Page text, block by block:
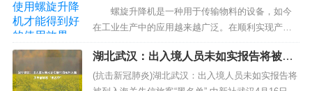
救人员、设备、物资能够满足人民群众出行需求，
进一步提高清障服务保障能力。 大队执法人员首...
使用效果
螺旋升降机是一种用于传输物料的设备，如今
在工业生产中的应用越来越广泛。在顺利实现产品
的高效输送之前，大家需要正确选择和使用螺旋升
降机，这样才能够得到最佳的使用效果。 首先，大
家需要考虑螺旋升降机的材质。螺旋升降机的材质
湖北武汉：出入境人员未如实报告将被列
入海关失信旅客“黑名单”
(抗击新冠肺炎)湖北武汉：出入境人员未如实报告将